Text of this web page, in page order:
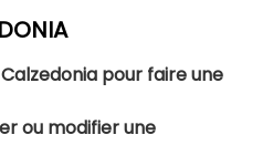
pour faire une
ou modifier une